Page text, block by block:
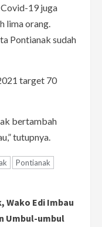
19 juga
lima orang.
Pontianak sudah
target 70
bertambah
tutupnya.
Pontianak
Wako Edi Imbau
Umbul-umbul